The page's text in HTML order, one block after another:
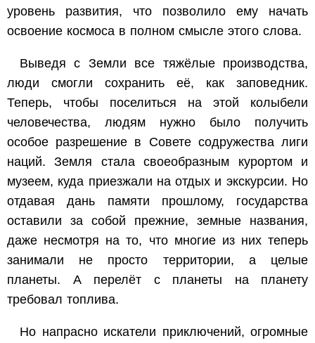
уровень развития, что позволило ему начать
освоение космоса в полном смысле этого слова.
Выведя с Земли все тяжёлые производства,
люди смогли сохранить её, как заповедник.
Теперь, чтобы поселиться на этой колыбели
человечества, людям нужно было получить
особое разрешение в Совете содружества лиги
наций. Земля стала своеобразным курортом и
музеем, куда приезжали на отдых и экскурсии. Но
отдавая дань памяти прошлому, государства
оставили за собой прежние, земные названия,
даже несмотря на то, что многие из них теперь
занимали не просто территории, а целые
планеты. А перелёт с планеты на планету
требовал топлива.
Но напрасно искатели приключений, огромные